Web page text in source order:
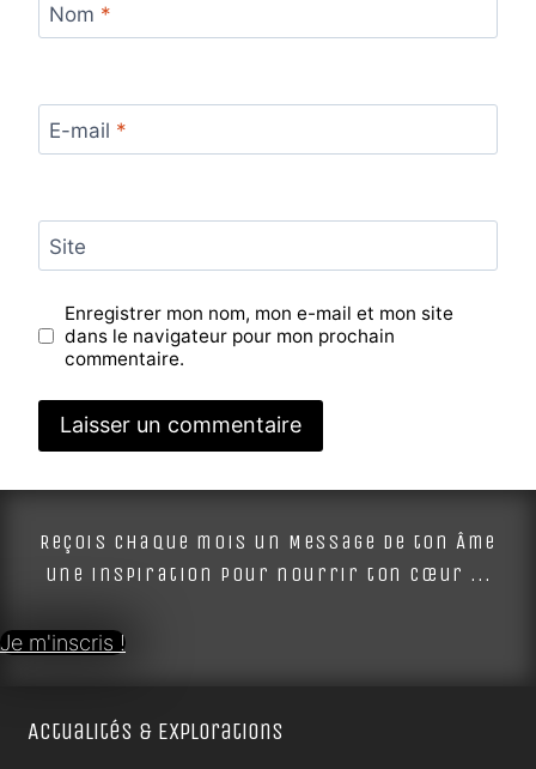
Nom *
E-mail *
Site
Enregistrer mon nom, mon e-mail et mon site
dans le navigateur pour mon prochain
commentaire.
Alternative:
Reçois chaque mois un Message de ton Âme
une inspiration pour nourrir ton cœur ...
Je m'inscris !
Actualités & Explorations